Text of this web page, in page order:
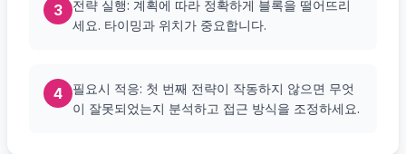
3
전략 실행: 계획에 따라 정확하게 블록을 떨어뜨리
세요. 타이밍과 위치가 중요합니다.
4
필요시 적응: 첫 번째 전략이 작동하지 않으면 무엇
이 잘못되었는지 분석하고 접근 방식을 조정하세요.